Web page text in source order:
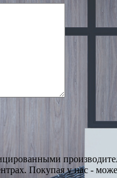
Покупая у нас -